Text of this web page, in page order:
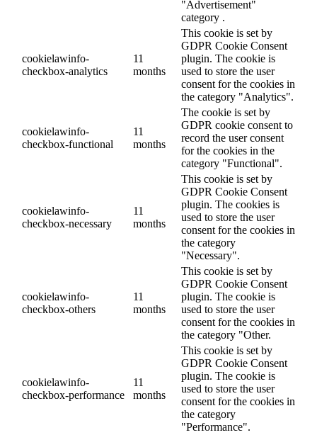
"Advertisement"
category .
cookielawinfo-
checkbox-analytics
11
months
This cookie is set by
GDPR Cookie Consent
plugin. The cookie is
used to store the user
consent for the cookies in
the category "Analytics".
cookielawinfo-
checkbox-functional
11
months
The cookie is set by
GDPR cookie consent to
record the user consent
for the cookies in the
category "Functional".
cookielawinfo-
checkbox-necessary
11
months
This cookie is set by
GDPR Cookie Consent
plugin. The cookies is
used to store the user
consent for the cookies in
the category
"Necessary".
cookielawinfo-
checkbox-others
11
months
This cookie is set by
GDPR Cookie Consent
plugin. The cookie is
used to store the user
consent for the cookies in
the category "Other.
cookielawinfo-
checkbox-performance
11
months
This cookie is set by
GDPR Cookie Consent
plugin. The cookie is
used to store the user
consent for the cookies in
the category
"Performance".